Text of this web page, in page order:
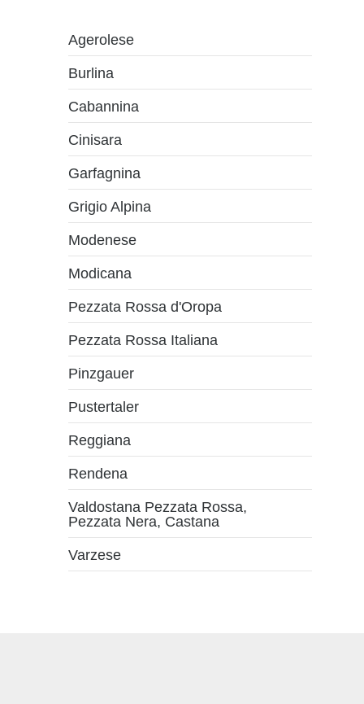
Agerolese
Burlina
Cabannina
Cinisara
Garfagnina
Grigio Alpina
Modenese
Modicana
Pezzata Rossa d'Oropa
Pezzata Rossa Italiana
Pinzgauer
Pustertaler
Reggiana
Rendena
Valdostana Pezzata Rossa,
Pezzata Nera, Castana
Varzese